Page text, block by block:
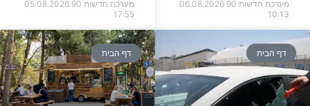
מערכת חדשות 90
06.08.2026
10:13
מערכת חדשות 90
05.08.2026
17:55
דף הבית דף הבית